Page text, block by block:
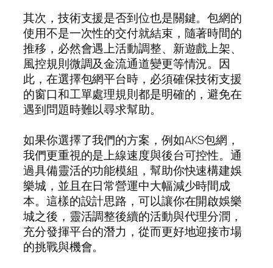
其次，技術支援是否到位也是關鍵。包網的
使用不是一次性的交付就結束，隨著時間的
推移，必然會遇上活動調整、新遊戲上架、
風控規則微調及金流通道變更等情況。因
此，在選擇包網平台時，必須確保技術支援
的窗口和工單處理規則都是明確的，避免在
遇到問題時難以尋求幫助。
如果你選擇了我們的方案，例如AKS包網，
我們更重視的是上線速度與後台可控性。通
過具備靈活的功能模組，幫助你快速構建娛
樂城，並且在日常營運中大幅減少時間成
本。這樣的設計思路，可以讓你在開啟娛樂
城之後，靈活調整後續的活動與代理分潤，
充分發揮平台的潛力，從而更好地迎接市場
的挑戰與機會。